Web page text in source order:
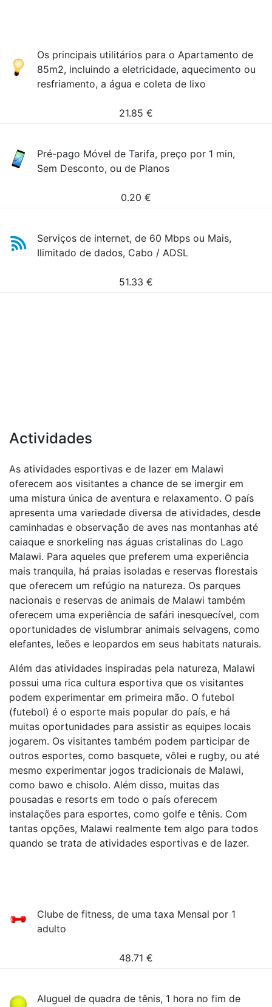
Os principais utilitários para o Apartamento de
85m2, incluindo a eletricidade, aquecimento ou
resfriamento, a água e coleta de lixo
21.85 €
Pré-pago Móvel de Tarifa, preço por 1 min,
Sem Desconto, ou de Planos
0.20 €
Serviços de internet, de 60 Mbps ou Mais,
Ilimitado de dados, Cabo / ADSL
51.33 €
Actividades
As atividades esportivas e de lazer em Malawi
oferecem aos visitantes a chance de se imergir em
uma mistura única de aventura e relaxamento. O país
apresenta uma variedade diversa de atividades, desde
caminhadas e observação de aves nas montanhas até
caiaque e snorkeling nas águas cristalinas do Lago
Malawi. Para aqueles que preferem uma experiência
mais tranquila, há praias isoladas e reservas florestais
que oferecem um refúgio na natureza. Os parques
nacionais e reservas de animais de Malawi também
oferecem uma experiência de safári inesquecível, com
oportunidades de vislumbrar animais selvagens, como
elefantes, leões e leopardos em seus habitats naturais.
Além das atividades inspiradas pela natureza, Malawi
possui uma rica cultura esportiva que os visitantes
podem experimentar em primeira mão. O futebol
(futebol) é o esporte mais popular do país, e há
muitas oportunidades para assistir as equipes locais
jogarem. Os visitantes também podem participar de
outros esportes, como basquete, vôlei e rugby, ou até
mesmo experimentar jogos tradicionais de Malawi,
como bawo e chisolo. Além disso, muitas das
pousadas e resorts em todo o país oferecem
instalações para esportes, como golfe e tênis. Com
tantas opções, Malawi realmente tem algo para todos
quando se trata de atividades esportivas e de lazer.
Clube de fitness, de uma taxa Mensal por 1
adulto
48.71 €
Aluguel de quadra de tênis, 1 hora no fim de